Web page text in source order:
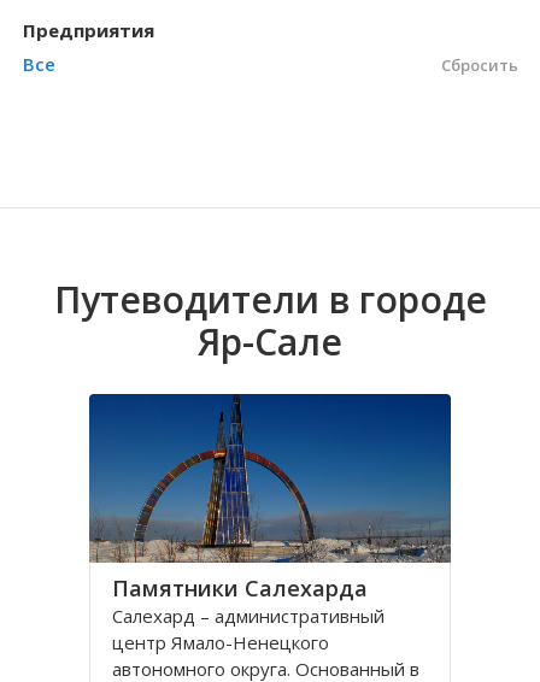
Волгоградская область
Кировоградская область
Восточно-Казахстанская область
Губкинский
Предприятия
Все
Сбросить
Путеводители в городе
Яр-Сале
Памятники Салехарда
Салехард – административный
центр Ямало-Ненецкого
автономного округа. Основанный в